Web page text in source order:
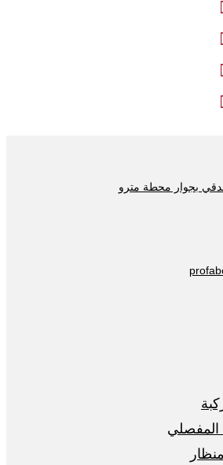
الدقي بجوار محطة مترو